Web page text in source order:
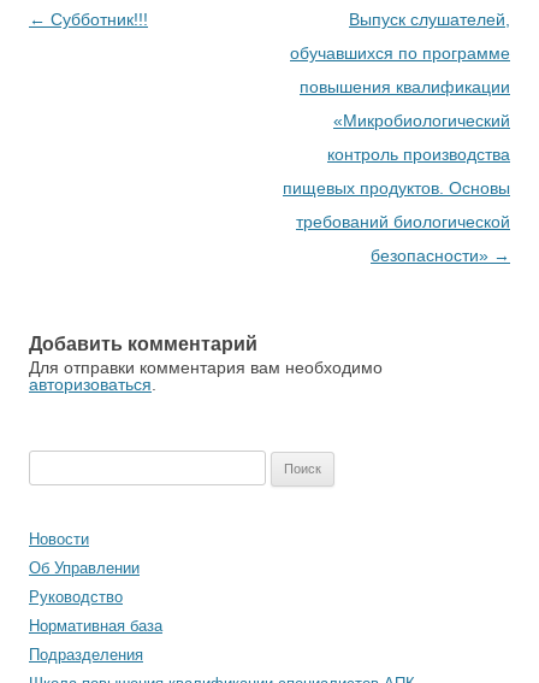
Навигация по записям
← Субботник!!!
Выпуск слушателей,
обучавшихся по программе
повышения квалификации
«Микробиологический
контроль производства
пищевых продуктов. Основы
требований биологической
безопасности» →
Добавить комментарий
Для отправки комментария вам необходимо
авторизоваться
Новости
Об Управлении
Руководство
Нормативная база
Подразделения